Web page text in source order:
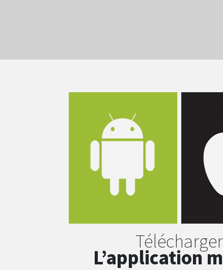
Télécharger
L’application